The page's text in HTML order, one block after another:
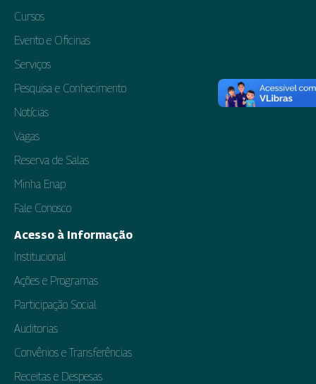
Cursos
Evento e Oficinas
Serviços
Pesquisa e Conhecimento
Notícias
Vagas
Reserva de Salas
Minha Enap
Fale Conosco
Acesso à Informação
Institucional
Ações e Programas
Participação Social
Auditorias
Convênios e Transferências
Receitas e Despesas